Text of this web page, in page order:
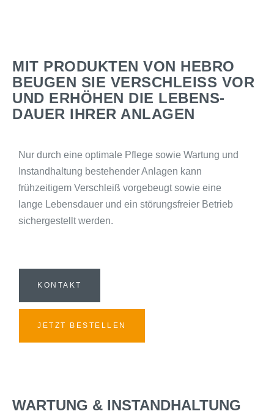
MIT PRODUKTEN VON HEBRO
BEUGEN SIE VERSCHLEISS VOR U
ND ERHÖHEN DIE LEBENS­D
AUER IHRER ANLAGEN
Nur durch eine optimale Pflege sowie Wartung und
Instandhaltung bestehender Anlagen kann
frühzeitigem Verschleiß vorgebeugt sowie eine
lange Lebensdauer und ein störungsfreier Betrieb
sichergestellt werden.
KONTAKT
JETZT BESTELLEN
WARTUNG & INSTANDHALTUNG